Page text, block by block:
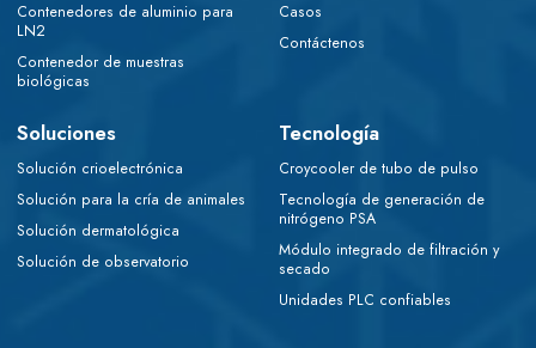
Contenedores de aluminio para
LN2
Contenedor de muestras
biológicas
Casos
Contáctenos
Soluciones
Solución crioelectrónica
Solución para la cría de animales
Solución dermatológica
Solución de observatorio
Tecnología
Croycooler de tubo de pulso
Tecnología de generación de
nitrógeno PSA
Módulo integrado de filtración y
secado
Unidades PLC confiables